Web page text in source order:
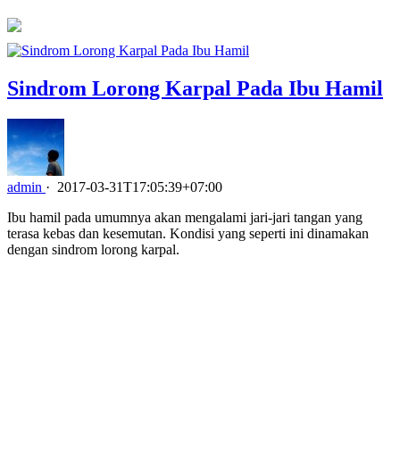
Sindrom Lorong Karpal Pada Ibu Hamil
admin · 2017-03-31T17:05:39+07:00
Ibu hamil pada umumnya akan mengalami jari-jari tangan yang
terasa kebas dan kesemutan. Kondisi yang seperti ini dinamakan
dengan sindrom lorong karpal.